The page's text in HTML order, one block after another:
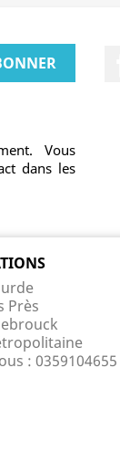
Vous
dans les
Près
: 0359104655